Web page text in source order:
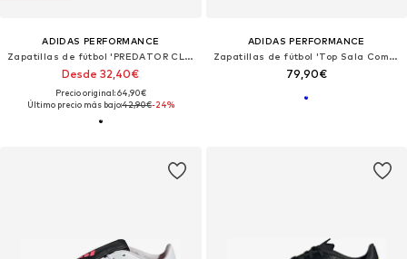
ADIDAS PERFORMANCE
Zapatillas de fútbol 'PREDATOR CLUB'
Desde 32,40€
Precio original: 64,90€
Último precio más bajo:42,90€-24%
ADIDAS PERFORMANCE
Zapatillas de fútbol 'Top Sala Competition 2'
79,90€